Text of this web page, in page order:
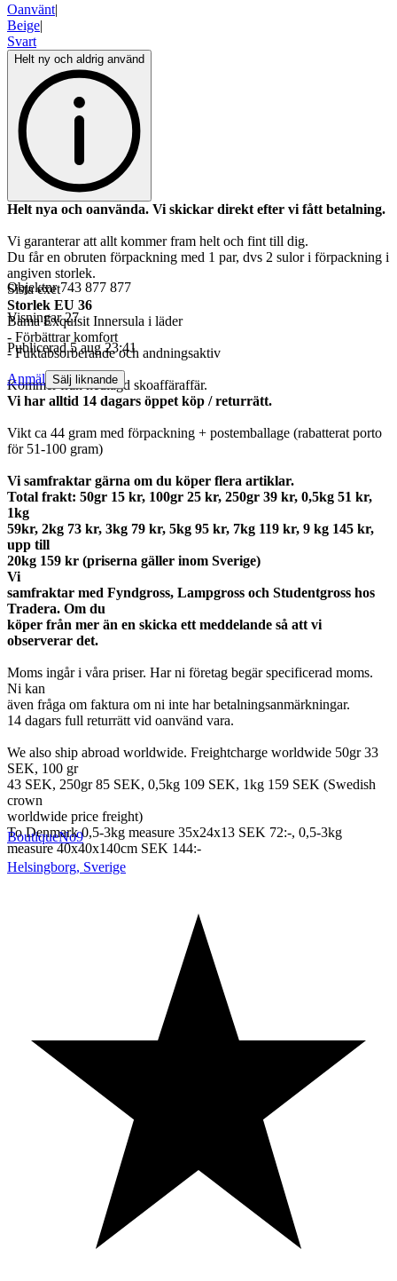
Oanvänt|
Beige|
Svart
Helt ny och aldrig använd
Helt nya och oanvända. Vi skickar direkt efter vi fått betalning.
Vi garanterar att allt kommer fram helt och fint till dig.
Du får en obruten förpackning med 1 par, dvs 2 sulor i förpackning i
angiven storlek.
Sista exet
Storlek EU 36
Bama Exquisit Innersula i läder
- Förbättrar komfort
- Fuktabsorberande och andningsaktiv
Kommer från nedlagd skoaffäraffär.
Vi har alltid 14 dagars öppet köp / returrätt.
Vikt ca 44 gram med förpackning + postemballage (rabatterat porto
för 51-100 gram)
Vi samfraktar gärna om du köper flera artiklar.
Total frakt: 50gr 15 kr, 100gr 25 kr, 250gr 39 kr, 0,5kg 51 kr,
1kg
59kr, 2kg 73 kr, 3kg 79 kr, 5kg 95 kr, 7kg 119 kr, 9 kg 145 kr,
upp till
20kg 159 kr (priserna gäller inom Sverige)
Vi
samfraktar med Fyndgross, Lampgross och Studentgross hos
Tradera. Om du
köper från mer än en skicka ett meddelande så att vi
observerar det.
Moms ingår i våra priser. Har ni företag begär specificerad moms.
Ni kan
även fråga om faktura om ni inte har betalningsanmärkningar.
14 dagars full returrätt vid oanvänd vara.
We also ship abroad worldwide. Freightcharge worldwide 50gr 33
SEK, 100 gr
43 SEK, 250gr 85 SEK, 0,5kg 109 SEK, 1kg 159 SEK (Swedish
crown
worldwide price freight)
To Denmark 0,5-3kg measure 35x24x13 SEK 72:-, 0,5-3kg
measure 40x40x140cm SEK 144:-
Objektnr 743 877 877
Visningar 27
Publicerad 5 aug 23:41
Anmäl Sälj liknande
BoutiqueNo9
Helsingborg, Sverige